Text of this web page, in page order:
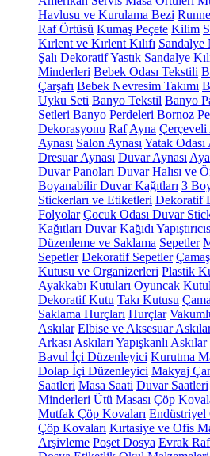
Havlusu ve Kurulama Bezi
Raf Örtüsü Kumaş Peçete Kilim
Kırlent ve Kırlent Kılıfı Sandalye
Şalı Dekoratif Yastık Sandalye
Minderleri Bebek Odası Tekstili
Çarşafı Bebek Nevresim Takımı
Uyku Seti Banyo Tekstil Banyo
Setleri Banyo Perdeleri Bornoz
Dekorasyonu Raf Ayna Çerçeveli
Aynası Salon Aynası Yatak Odası
Dresuar Aynası Duvar Aynası
Duvar Panoları Duvar Halısı ve
Boyanabilir Duvar Kağıtları 3
Stickerları ve Etiketleri Dekoratif
Folyolar Çocuk Odası Duvar
Kağıtları Duvar Kağıdı
Düzenleme ve Saklama Sepetler
Sepetler Dekoratif Sepetler
Kutusu ve Organizerleri Plastik
Ayakkabı Kutuları Oyuncak
Dekoratif Kutu Takı Kutusu
Saklama Hurçları Hurçlar
Askılar Elbise ve Aksesuar
Arkası Askıları Yapışkanlı Askılar
Bavul İçi Düzenleyici Kurutma
Dolap İçi Düzenleyici Makyaj
Saatleri Masa Saati Duvar Saatleri
Minderleri Ütü Masası Çöp
Mutfak Çöp Kovaları Endüstriyel
Çöp Kovaları Kırtasiye ve Ofis
Arşivleme Poşet Dosya Evrak